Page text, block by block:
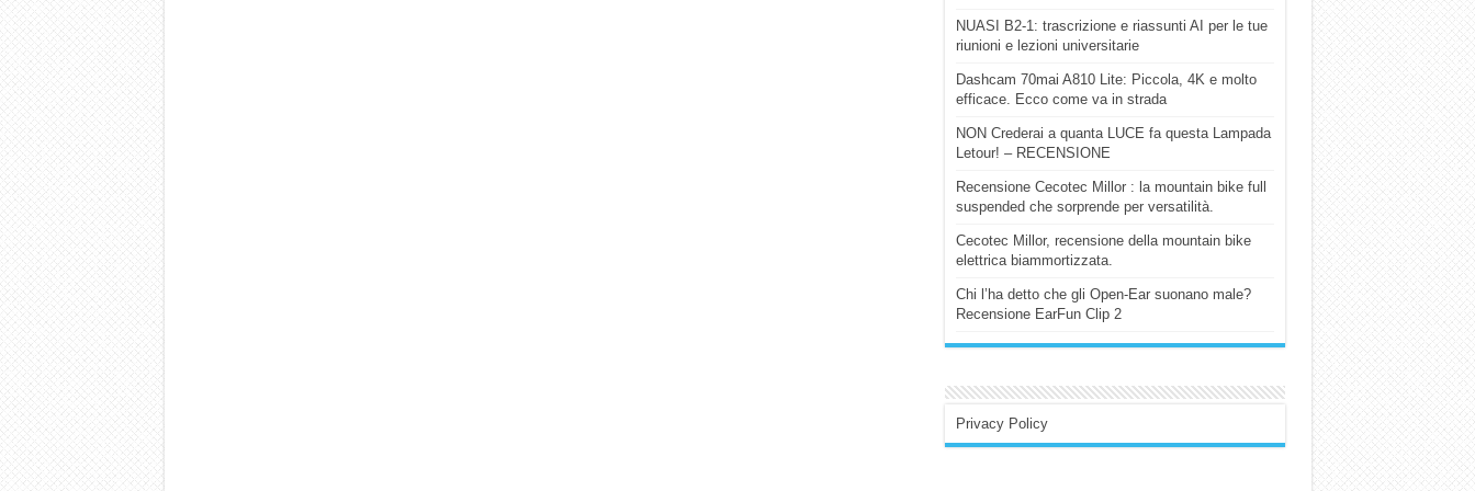
NUASI B2-1: trascrizione e riassunti AI per le tue
riunioni e lezioni universitarie
Dashcam 70mai A810 Lite: Piccola, 4K e molto
efficace. Ecco come va in strada
NON Crederai a quanta LUCE fa questa Lampada
Letour! – RECENSIONE
Recensione Cecotec Millor : la mountain bike full
suspended che sorprende per versatilità.
Cecotec Millor, recensione della mountain bike
elettrica biammortizzata.
Chi l’ha detto che gli Open-Ear suonano male?
Recensione EarFun Clip 2
Privacy Policy